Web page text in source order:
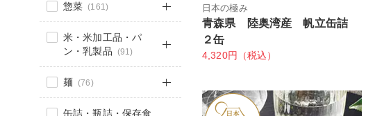
惣菜 (161)
米・米加工品・パ
ン・乳製品 (91)
麺 (76)
缶詰・瓶詰・保存食
日本の極み
青森県 陸奥湾産 帆立缶詰
２缶
4,320円（税込）